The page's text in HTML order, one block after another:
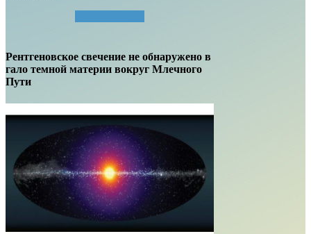
Рентгеновское свечение не обнаружено в
гало темной материи вокруг Млечного
Пути